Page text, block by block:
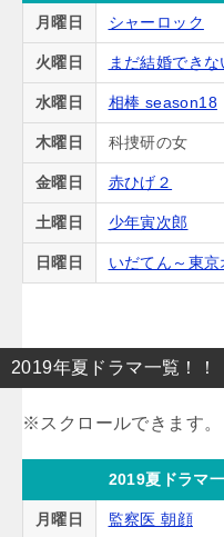
月曜日 シャーロック
火曜日 まだ結婚できな
水曜日 相棒 season18
木曜日 科捜研の女
金曜日 赤ひげ２
土曜日 少年寅次郎
日曜日 いだてん～東
2019年夏ドラマ一覧！！
2019夏ドラマ
月曜日 監察医 朝顔